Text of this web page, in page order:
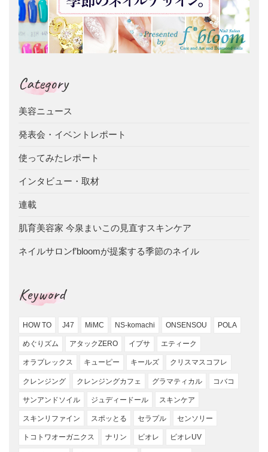
Category
美容ニュース
発表会・イベントレポート
使ってみたレポート
インタビュー・取材
連載
肌育美容家 今泉まいこの見直すスキンケア
ネイルサロンf’bloomが提案する季節のネイル
Keyword
HOW TO J47 MiMC NS-komachi ONSENSOU POLA
めぐりズム アタックZERO イプサ エティーク
オラプレックス キューピー キールズ クリスマスコフレ
クレンジング クレンジングカフェ グラマティカル コバコ
サンアンドソイル ジュディードール スキンケア
スキンリファイン スポッとる セラプル センソリー
トコトワオーガニクス ナリン ビオレ ビオレUV